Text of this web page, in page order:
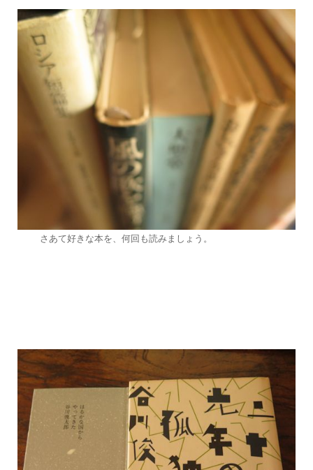
さあて好きな本を、何回も読みましょう。